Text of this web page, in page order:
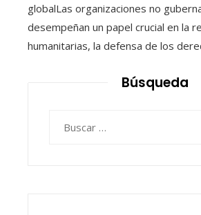
globalLas organizaciones no
desempeñan un papel crucial en la
humanitarias, la defensa de los
Búsqueda